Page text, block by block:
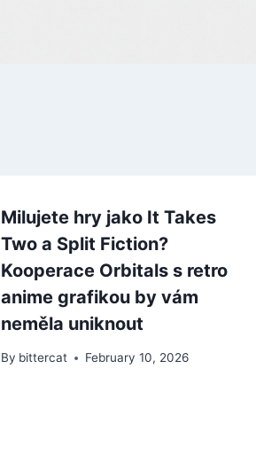
Milujete hry jako It Takes
Two a Split Fiction?
Kooperace Orbitals s retro
anime grafikou by vám
neměla uniknout
By bittercat February 10, 2026